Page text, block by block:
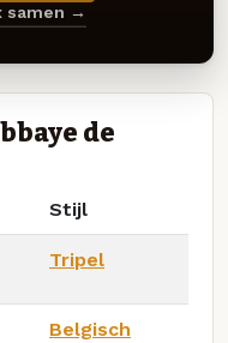
samen →
de
Stijl
Tripel
Belgisch